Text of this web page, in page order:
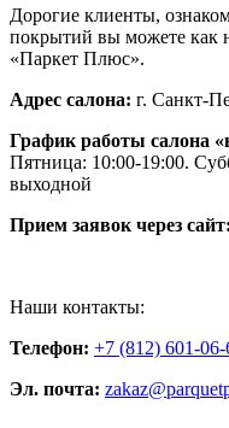
Дорогие клиенты,
покрытий вы можете как
«Паркет Плюс».
Адрес салона: г. Санкт-
График работы салона
Пятница: 10:00-19:00.
выходной
Прием заявок через сайт:
Наши контакты:
Телефон: +7 (812) 601-06-
Эл. почта: